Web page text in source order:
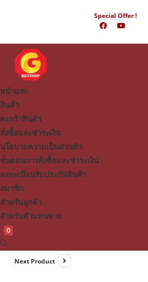
Special Offer !
หน้าแรก
สินค้า
ตะกร้าสินค้า
สั่งซื้อและชำระเงิน
นโยบายความเป็นส่วนตัว
ขั้นตอนการสั่งซื้อและชำระเงิน
ลงทะเบียนรับประกันสินค้า
สมาชิก
สำหรับลูกค้า
สำหรับตัวแทนขาย
0
Toggle
websiteNext Product